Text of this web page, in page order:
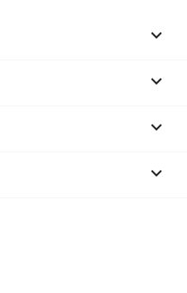



keyboard_arrow_down